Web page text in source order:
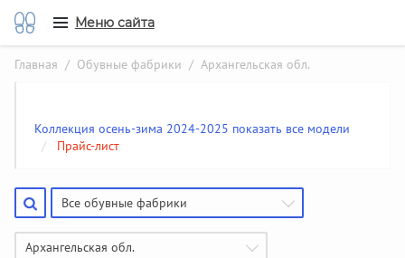
Меню сайта
Главная / Обувные фабрики / Архангельская обл.
Коллекция осень-зима 2024-2025 показать все модели
/
Прайс-лист
Все обувные фабрики
Архангельская обл.